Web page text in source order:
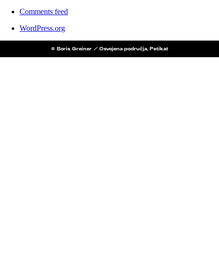
Comments feed
WordPress.org
© Boris Greiner / Osvojena područja, Petikat